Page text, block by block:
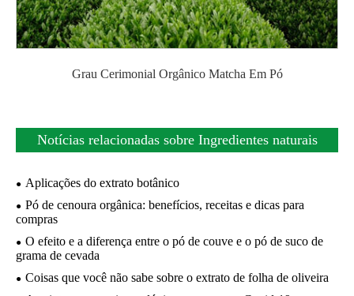
Grau Cerimonial Orgânico Matcha Em Pó
Notícias relacionadas sobre Ingredientes naturais
Aplicações do extrato botânico
Pó de cenoura orgânica: benefícios, receitas e dicas para
compras
O efeito e a diferença entre o pó de couve e o pó de suco de
grama de cevada
Coisas que você não sabe sobre o extrato de folha de oliveira